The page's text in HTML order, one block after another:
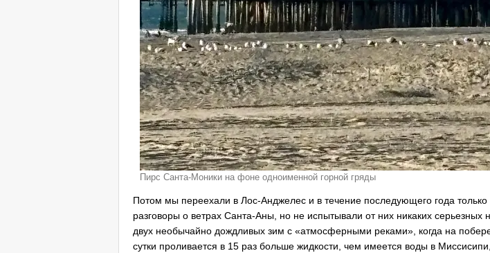
Пирс Санта-Моники на фоне одноименной горной гряды
Потом мы переехали в Лос-Анджелес и в течение последующего года
разговоры о ветрах Санта-Аны, но не испытывали от них никаких серьезных
двух необычайно дождливых зим с «атмосферными реками», когда на
сутки проливается в 15 раз больше жидкости, чем имеется воды в